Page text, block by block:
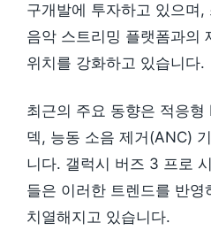
구개발에 투자하고 있으며,
음악 스트리밍 플랫폼과의
위치를 강화하고 있습니다.
최근의 주요 동향은 적응형
덱, 능동 소음 제거(ANC)
니다. 갤럭시 버즈 3 프로
들은 이러한 트렌드를 반
치열해지고 있습니다.